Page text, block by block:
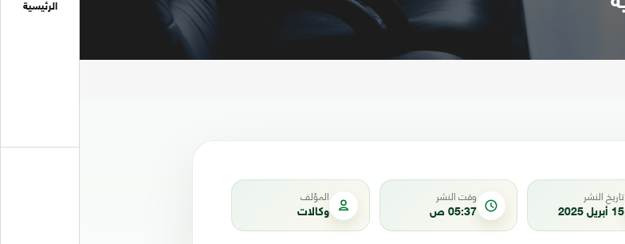
الرئيسية
تاريخ النشر
15 أبريل 2025
وقت النشر
05:37 ص
المؤلف
وكالات